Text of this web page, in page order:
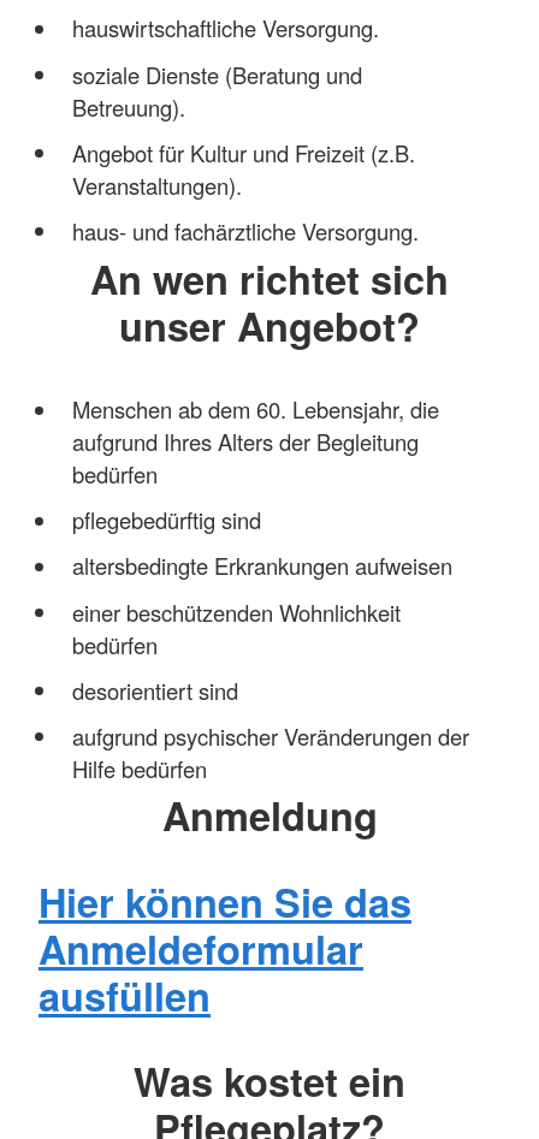
hauswirtschaftliche Versorgung.
soziale Dienste (Beratung und
Betreuung).
Angebot für Kultur und Freizeit (z.B.
Veranstaltungen).
haus- und fachärztliche Versorgung.
An wen richtet sich
unser Angebot?
Menschen ab dem 60. Lebensjahr, die
aufgrund Ihres Alters der Begleitung
bedürfen
pflegebedürftig sind
altersbedingte Erkrankungen aufweisen
einer beschützenden Wohnlichkeit
bedürfen
desorientiert sind
aufgrund psychischer Veränderungen der
Hilfe bedürfen
Anmeldung
Hier können Sie das
Anmeldeformular
ausfüllen
Was kostet ein